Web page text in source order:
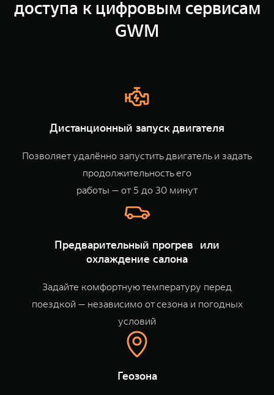
WEY 07
Расширяя границы комфорта
от 6 149 000 ₽
WEY 05
Эстетика нового времени
от 5 699 000 ₽
WEY 80
Масштаб возможностей
от 6 449 000 ₽
WEY 80 Лаундж
Масштаб возможностей
от 8 099 000 ₽
TANK Финансы
Корпоративным клиентам
TANK Страхование
Сервис
Специальные предложения
Подписки
доступа к цифровым сервисам
GWM
Дистанционный запуск двигателя
Позволяет удалённо запустить двигатель и задать
продолжительность его
работы — от 5 до 30 минут
Предварительный прогрев или
охлаждение салона
Задайте комфортную температуру перед
поездкой — независимо от сезона и погодных
условий
Геозона